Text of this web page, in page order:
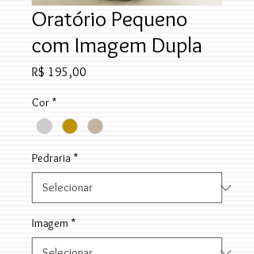
Oratório Pequeno
com Imagem Dupla
R$ 195,00
Cor *
Pedraria *
Imagem *